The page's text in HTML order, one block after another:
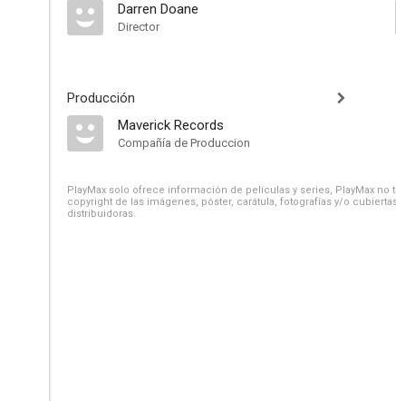
Darren Doane
Director
Producción
Maverick Records
Compañía de Produccion
PlayMax solo ofrece información de películas y series, PlayMax
copyright de las imágenes, póster, carátula, fotografías y/o
distribuidoras.